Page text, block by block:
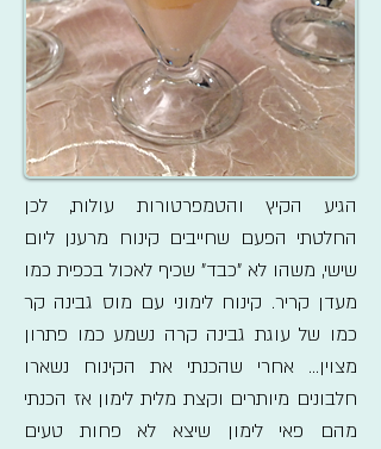
הגיע הקיץ והטמפרטורות עולות, לכן
החלטתי הפעם שחייבים קינוח מרענן ליום
שישי, משהו לא "כבד" שכיף לאכול בכפית כמו
מעדן קריר. קינוח לימוני עם מוס גבינה קר
כמו של עוגת גבינה קרה נשמע כמו פתרון
מצוין... אחרי שהכנתי את הקינוח נשארו
חלבונים מיותרים וקצת מלית לימון אז הכנתי
מהם פאי לימון שיצא לא פחות טעים